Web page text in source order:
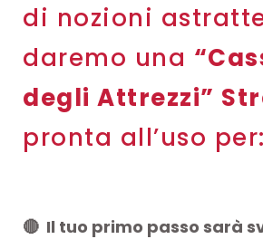
di nozioni
daremo una
degli Attrezzi”
pronta all’uso per:
🔴 Il tuo primo passo sarà